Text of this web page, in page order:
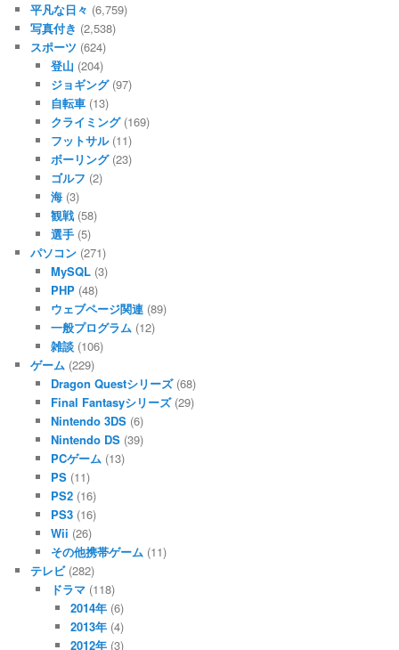
平凡な日々 (6,759)
写真付き (2,538)
スポーツ (624)
登山 (204)
ジョギング(97)
自転車(13)
クライミング(169)
フットサル(11)
ボーリング(23)
ゴルフ (2)
海(3)
観戦(58)
選手(5)
パソコン (271)
MySQL(3)
PHP(48)
ウェブページ関連(89)
一般プログラム(12)
雑談(106)
ゲーム (229)
Dragon Questシリーズ(68)
Final Fantasyシリーズ(29)
Nintendo 3DS(6)
Nintendo DS(39)
PCゲーム(13)
PS(11)
PS2(16)
PS3(16)
Wii (26)
その他携帯ゲーム(11)
テレビ(282)
ドラマ(118)
2014年 (6)
2013年 (4)
2012年 (3)